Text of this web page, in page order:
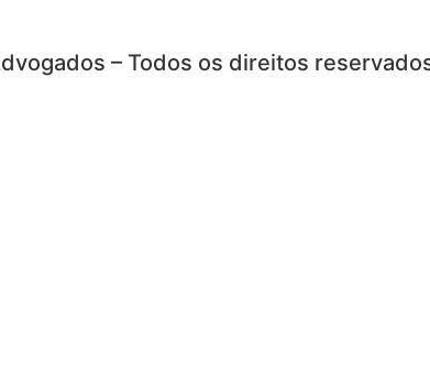
– Todos os direitos